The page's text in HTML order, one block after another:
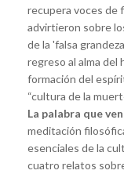
recupera voces de
advirtieron sobre
de la 'falsa
regreso al alma del
formación del
“cultura de la
La palabra que
meditación
esenciales de la
cuatro relatos